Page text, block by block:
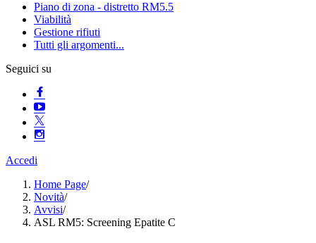
Piano di zona - distretto RM5.5
Viabilità
Gestione rifiuti
Tutti gli argomenti...
Seguici su
Accedi
Home Page/
Novità/
Avvisi/
ASL RM5: Screening Epatite C